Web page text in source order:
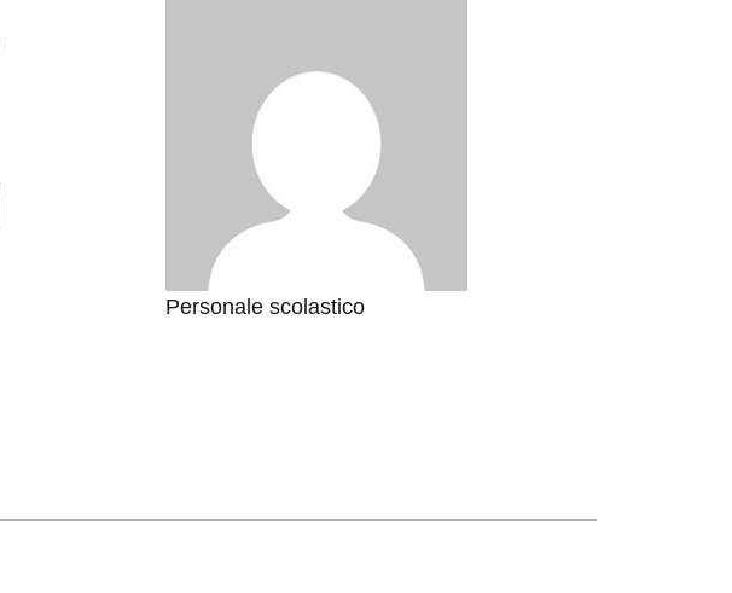
Personale scolastico